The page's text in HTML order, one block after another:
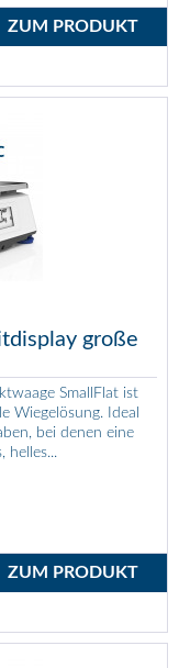
ZUM PRODUKT
große
SmallFlat ist
Wiegelösung. Ideal
bei denen eine
helles...
ZUM PRODUKT